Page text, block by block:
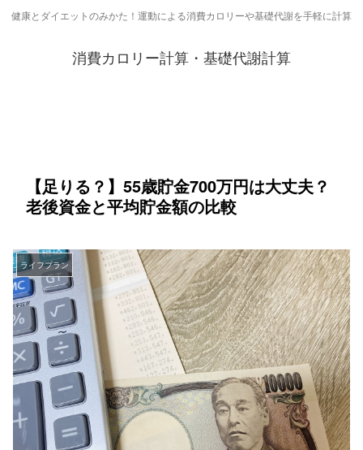
健康とダイエットのみかた！運動による消費カロリーや基礎代謝を手軽に計算
消費カロリー計算・基礎代謝計算
【足りる？】55歳貯金700万円は大丈夫？
老後資金と平均貯金額の比較
ライフプラン